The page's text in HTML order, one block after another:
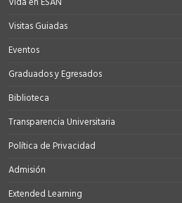
Visitas Guiadas
Eventos
Graduados y Egresados
Biblioteca
Transparencia Universitaria
Política de Privacidad
Admisión
Extended Learning